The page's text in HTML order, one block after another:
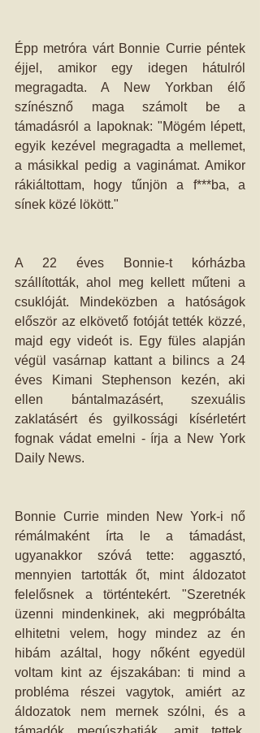
Épp metróra várt Bonnie Currie péntek
éjjel, amikor egy idegen hátulról
megragadta. A New Yorkban élő
színésznő maga számolt be a
támadásról a lapoknak: "Mögém lépett,
egyik kezével megragadta a mellemet,
a másikkal pedig a vaginámat. Amikor
rákiáltottam, hogy tűnjön a f***ba, a
sínek közé lökött."
A 22 éves Bonnie-t kórházba
szállították, ahol meg kellett műteni a
csuklóját. Mindeközben a hatóságok
először az elkövető fotóját tették közzé,
majd egy videót is. Egy füles alapján
végül vasárnap kattant a bilincs a 24
éves Kimani Stephenson kezén, aki
ellen bántalmazásért, szexuális
zaklatásért és gyilkossági kísérletért
fognak vádat emelni - írja a New York
Daily News.
Bonnie Currie minden New York-i nő
rémálmaként írta le a támadást,
ugyanakkor szóvá tette: aggasztó,
mennyien tartották őt, mint áldozatot
felelősnek a történtekért. "Szeretnék
üzenni mindenkinek, aki megpróbálta
elhitetni velem, hogy mindez az én
hibám azáltal, hogy nőként egyedül
voltam kint az éjszakában: ti mind a
probléma részei vagytok, amiért az
áldozatok nem mernek szólni, és a